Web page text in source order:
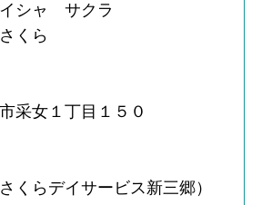
シャ サクラ
くら
采女１丁目１５０
らデイサービス新三郷）